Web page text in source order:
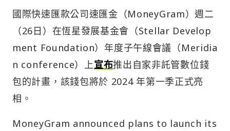
國際快速匯款公司速匯金（MoneyGram）週二
（26日）在恆星發展基金會（Stellar Develop
ment Foundation）年度子午線會議（Meridia
n conference）上宣布推出自家非託管數位錢
包的計畫，該錢包將於 2024 年第一季正式亮
相。
MoneyGram announced plans to launch its